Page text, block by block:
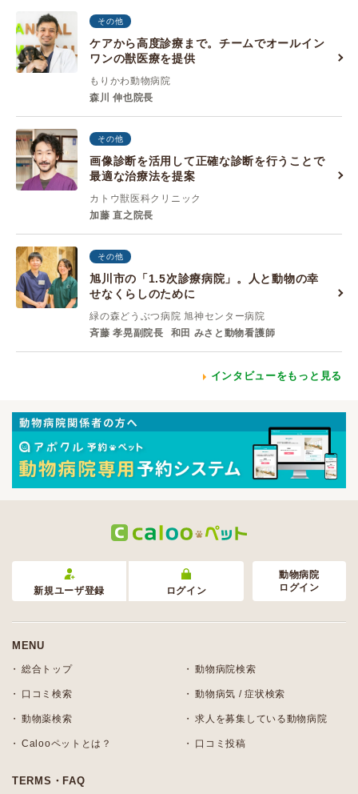
その他
ケアから高度診療まで。チームでオールイン
ワンの獣医療を提供
もりかわ動物病院
森川 伸也院長
その他
画像診断を活用して正確な診断を行うことで
最適な治療法を提案
カトウ獣医科クリニック
加藤 直之院長
その他
旭川市の「1.5次診療病院」。人と動物の幸
せなくらしのために
緑の森どうぶつ病院 旭神センター病院
斉藤 孝晃副院長
和田 みさと動物看護師
インタビューをもっと見る
新規ユーザ登録 ログイン
動物病院
ログイン
MENU
総合トップ 動物病院検索
口コミ検索 動物病気 / 症状検索
動物薬検索 求人を募集している動物病院
Calooペットとは？ 口コミ投稿
TERMS・FAQ